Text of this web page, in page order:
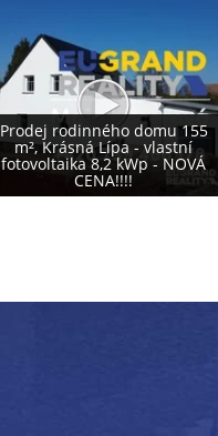
Varnsdorf - prodej pozemku
800 m²